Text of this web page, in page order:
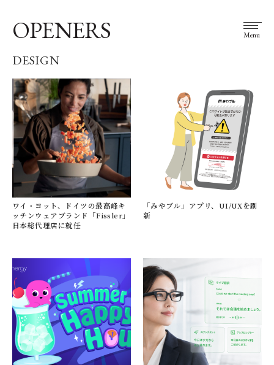
OPENERS Menu
DESIGN
ワイ・ヨット、ドイツの最高峰キ
ッチンウェアブランド「Fissler」
日本総代理店に就任
「みやブル」アプリ、UI/UXを刷
新